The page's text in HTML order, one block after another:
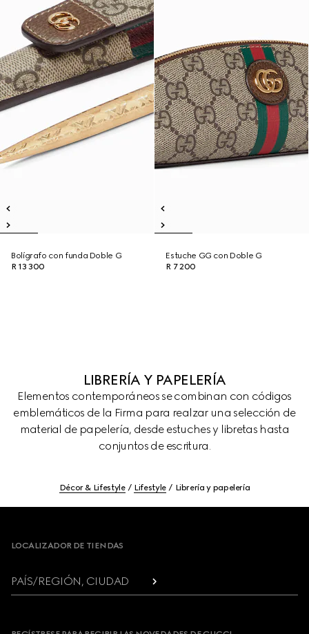
Bolígrafo con funda Doble G
R 13 300
Estuche GG con Doble G
R 7 200
LIBRERÍA Y PAPELERÍA
Elementos contemporáneos se combinan con códigos
emblemáticos de la Firma para realzar una selección de
material de papelería, desde estuches y libretas hasta
conjuntos de escritura.
Décor & Lifestyle Lifestyle Librería y papelería
LOCALIZADOR DE TIENDAS
PAÍS/REGIÓN, CIUDAD